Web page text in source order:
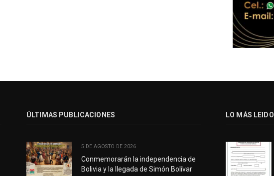
ÚLTIMAS PUBLICACIONES
5 DE AGOSTO DE 2026
Conmemorarán la independencia de
Bolivia y la llegada de Simón Bolívar
LO MÁS LEIDO